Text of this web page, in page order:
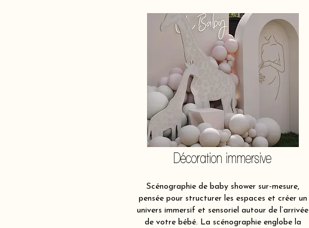
Décoration immersive
Scénographie de baby shower sur-mesure,
pensée pour structurer les espaces et créer un
univers immersif et sensoriel autour de l’arrivée
de votre bébé. La scénographie englobe la